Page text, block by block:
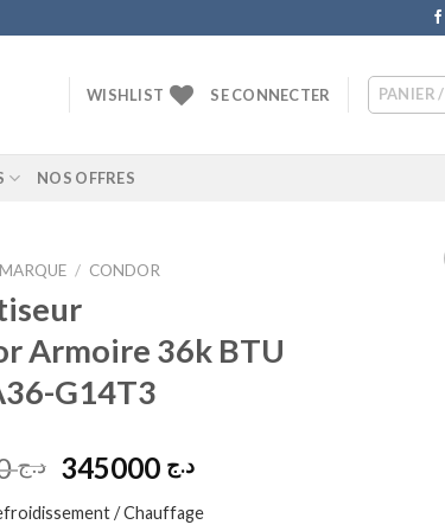
WISHLIST SE CONNECTER PANIER /
NOS OFFRES
MARQUE / CONDOR
Armoire 36k BTU
G14T3
د.ج370000
Le
initial
د.جLe
actuel
/ Chauffage